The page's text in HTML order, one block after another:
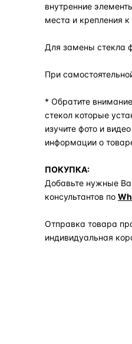
внутренние
места и крепления
Для замены стекла
При
* Обратите
стекол которые
изучите фото и
информации о
ПОКУПКА:
Добавьте нужные
консультантов по
Отправка товара
индивидуальная